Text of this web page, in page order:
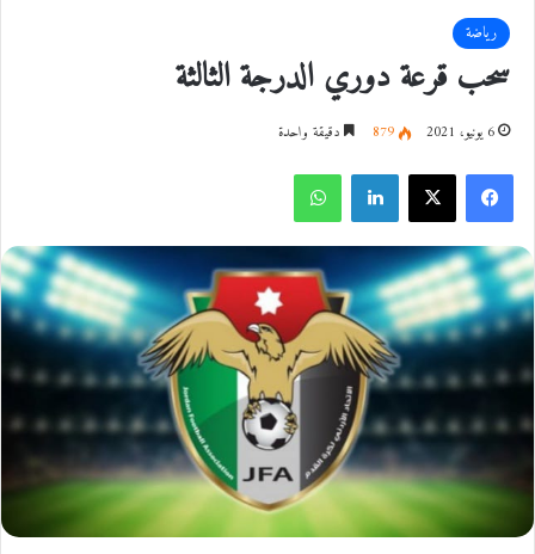
رياضة
سحب قرعة دوري الدرجة الثالثة
6 يونيو، 2021 879 دقيقة واحدة
فيسبوك